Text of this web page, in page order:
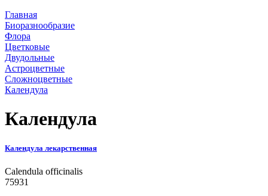
Главная
Биоразнообразие
Флора
Цветковые
Двудольные
Астроцветные
Сложноцветные
Календула
Календула
Календула лекарственная
Calendula officinalis
75931